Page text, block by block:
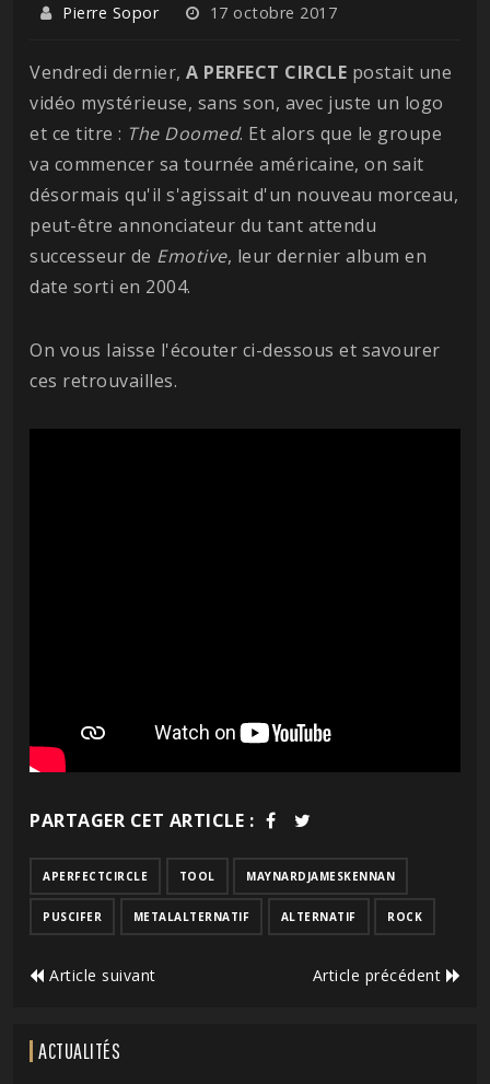
Pierre Sopor 17 octobre 2017
Vendredi dernier, A PERFECT CIRCLE postait une
vidéo mystérieuse, sans son, avec juste un logo
et ce titre : The Doomed. Et alors que le groupe
va commencer sa tournée américaine, on sait
désormais qu'il s'agissait d'un nouveau morceau,
peut-être annonciateur du tant attendu
successeur de Emotive, leur dernier album en
date sorti en 2004.
On vous laisse l'écouter ci-dessous et savourer
ces retrouvailles.
PARTAGER CET ARTICLE :
APERFECTCIRCLE TOOL MAYNARDJAMESKENNAN
PUSCIFER METALALTERNATIF ALTERNATIF ROCK
Article suivant Article précédent
ACTUALITÉS